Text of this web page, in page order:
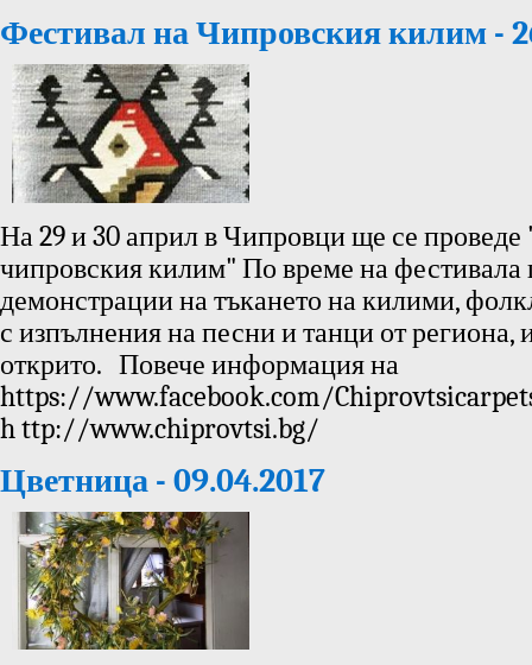
Фестивал на Чипровския килим -
На 29 и 30 април в Чипровци ще се
чипровския килим" По време на
демонстрации на тъкането на килими,
с изпълнения на песни и танци от региона,
открито. Повече информация на
https://www.facebook.com/
h ttp://www.chiprovtsi.bg/
Цветница - 09.04.2017